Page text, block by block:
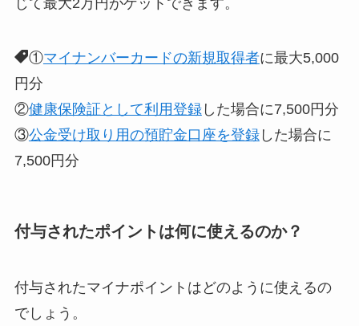
じて最大2万円がゲットできます。
①マイナンバーカードの新規取得者に最大5,000
円分
②健康保険証として利用登録した場合に7,500円分
③公金受け取り用の預貯金口座を登録した場合に
7,500円分
付与されたポイントは何に使えるのか？
付与されたマイナポイントはどのように使えるの
でしょう。